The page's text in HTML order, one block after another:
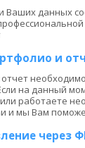
Ваших данных
и
на данный
работаете
и мы Вам
через